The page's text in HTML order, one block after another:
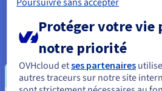
✓ 10 adresses e-mail offertes
✓ CMS en 1 clic (Wordpress, Drupal,
Créer
Protéger votre vie
notre priorité
OVHcloud etses partenaires
autres traceurs sur notre site